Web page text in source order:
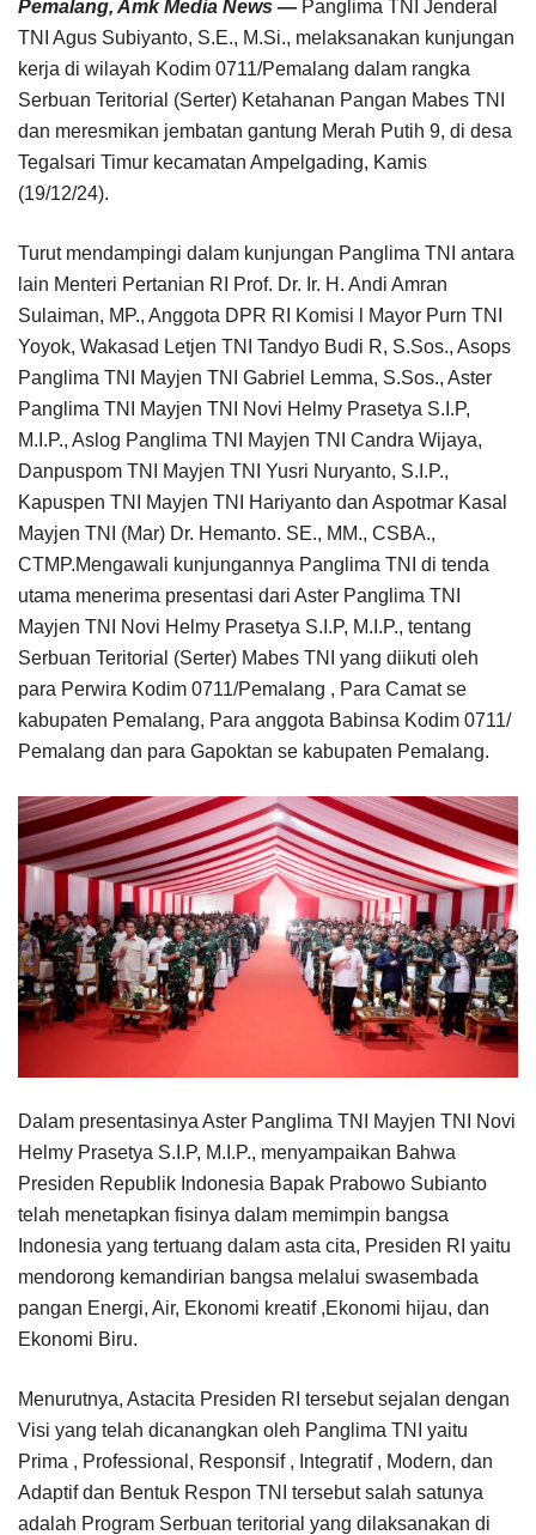
Pemalang, Amk Media News — Panglima TNI Jenderal
TNI Agus Subiyanto, S.E., M.Si., melaksanakan kunjungan
kerja di wilayah Kodim 0711/Pemalang dalam rangka
Serbuan Teritorial (Serter) Ketahanan Pangan Mabes TNI
dan meresmikan jembatan gantung Merah Putih 9, di desa
Tegalsari Timur kecamatan Ampelgading, Kamis
(19/12/24).
Turut mendampingi dalam kunjungan Panglima TNI antara
lain Menteri Pertanian RI Prof. Dr. Ir. H. Andi Amran
Sulaiman, MP., Anggota DPR RI Komisi l Mayor Purn TNI
Yoyok, Wakasad Letjen TNI Tandyo Budi R, S.Sos., Asops
Panglima TNI Mayjen TNI Gabriel Lemma, S.Sos., Aster
Panglima TNI Mayjen TNI Novi Helmy Prasetya S.I.P,
M.I.P., Aslog Panglima TNI Mayjen TNI Candra Wijaya,
Danpuspom TNI Mayjen TNI Yusri Nuryanto, S.I.P.,
Kapuspen TNI Mayjen TNI Hariyanto dan Aspotmar Kasal
Mayjen TNI (Mar) Dr. Hemanto. SE., MM., CSBA.,
CTMP.Mengawali kunjungannya Panglima TNI di tenda
utama menerima presentasi dari Aster Panglima TNI
Mayjen TNI Novi Helmy Prasetya S.I.P, M.I.P., tentang
Serbuan Teritorial (Serter) Mabes TNI yang diikuti oleh
para Perwira Kodim 0711/Pemalang , Para Camat se
kabupaten Pemalang, Para anggota Babinsa Kodim 0711/
Pemalang dan para Gapoktan se kabupaten Pemalang.
Dalam presentasinya Aster Panglima TNI Mayjen TNI Novi
Helmy Prasetya S.I.P, M.I.P., menyampaikan Bahwa
Presiden Republik Indonesia Bapak Prabowo Subianto
telah menetapkan fisinya dalam memimpin bangsa
Indonesia yang tertuang dalam asta cita, Presiden RI yaitu
mendorong kemandirian bangsa melalui swasembada
pangan Energi, Air, Ekonomi kreatif ,Ekonomi hijau, dan
Ekonomi Biru.
Menurutnya, Astacita Presiden RI tersebut sejalan dengan
Visi yang telah dicanangkan oleh Panglima TNI yaitu
Prima , Professional, Responsif , Integratif , Modern, dan
Adaptif dan Bentuk Respon TNI tersebut salah satunya
adalah Program Serbuan teritorial yang dilaksanakan di